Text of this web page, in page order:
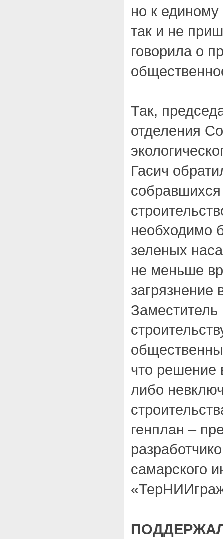
но к
так и не
говорила о
Так,
отделения
Гасич
необходимо
зеленых
не меньше
загрязнение
Заместитель
что решение
либо
генплан –
самарского